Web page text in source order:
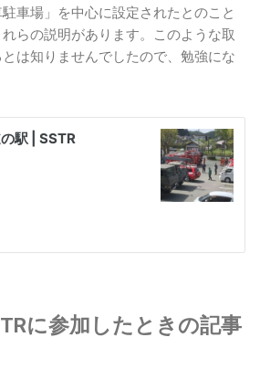
車場」を中心に設定されたとのこと
らの説明があります。このような取
は知りませんでしたので、勉強にな
に参加したときの記事